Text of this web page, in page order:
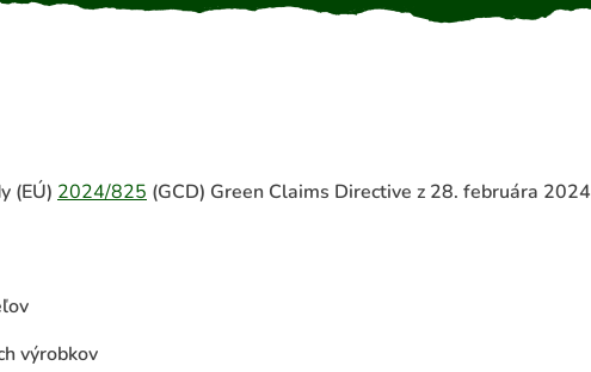
(EÚ) 2024/825 (GCD) Green Claims Directive z 28. februára 2024
výrobkov